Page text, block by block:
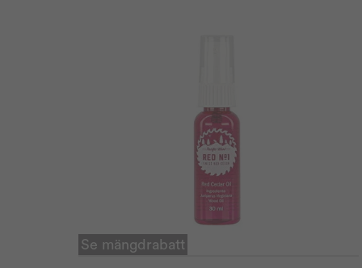
Se mängdrabatt